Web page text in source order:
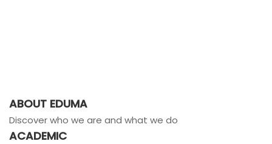
ABOUT EDUMA
Discover who we are and what we do
ACADEMIC